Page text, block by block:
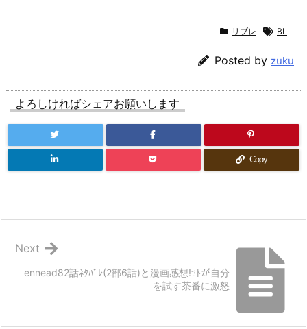
リブレ BL
Posted by zuku
よろしければシェアお願いします
Copy
ennead82話ﾈﾀﾊﾞﾚ(2部6話)と漫画感想!ｾﾄが自分
を試す茶番に激怒
Next